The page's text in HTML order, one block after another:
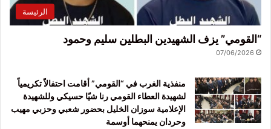
الرئيسة
“القومي” يزف الشهيدين البطلين سليم وحمود
07/06/2026
منفذية الغرب في “القومي” أقامت احتفالاً تكريمياً
لشهيدة العطاء القومي رنا شيّا حسيكي وللشهيدة
الإعلامية سوزان الخليل بحضور شعبي وحزبي مهيب
وحردان يمنحهما أوسمة